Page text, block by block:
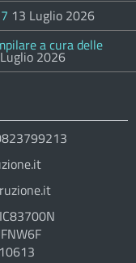
13 Luglio 2026
a cura delle
2026